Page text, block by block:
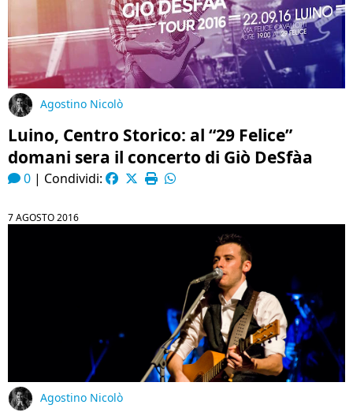
Agostino Nicolò
Luino, Centro Storico: al “29 Felice”
domani sera il concerto di Giò DeSfàa
0 | Condividi:
7 AGOSTO 2016
Agostino Nicolò